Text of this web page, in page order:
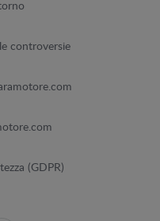
controversie
(GDPR)